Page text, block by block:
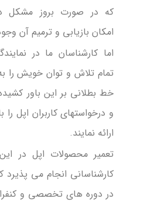
که در صورت بروز مشکل
امکان بازیابی و ترمیم آن
اما کارشناسان ما در
تمام تلاش و توان خویش را
خط بطلانی بر این باور
و درخواستهای کاربران اپل را
ارائه نمایند.
تعمیر محصولات اپل در
کارشناسانی انجام می
در دوره های تخصصی و